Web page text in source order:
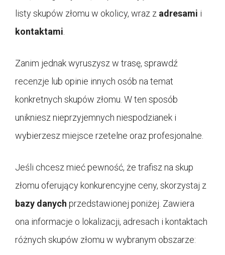
listy skupów złomu w okolicy, wraz z adresami i
kontaktami
Zanim jednak wyruszysz w trasę, sprawdź
recenzje lub opinie innych osób na temat
konkretnych skupów złomu. W ten sposób
unikniesz nieprzyjemnych niespodzianek i
wybierzesz miejsce rzetelne oraz profesjonalne.
Jeśli chcesz mieć pewność, że trafisz na skup
złomu oferujący konkurencyjne ceny, skorzystaj z
bazy danych przedstawionej poniżej. Zawiera
ona informacje o lokalizacji, adresach i kontaktach
różnych skupów złomu w wybranym obszarze: